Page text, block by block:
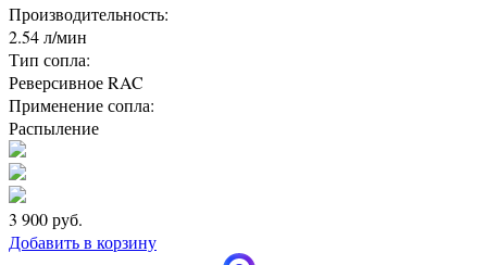
Производительность:
2.54 л/мин
Тип сопла:
Реверсивное RAC
Применение сопла:
Распыление
3 900руб.
Добавить в корзину